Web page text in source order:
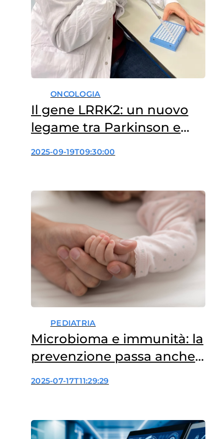
ONCOLOGIA
Il gene LRRK2: un nuovo
legame tra Parkinson e
cancro
2025-09-19T09:30:00
PEDIATRIA
Microbioma e immunità: la
prevenzione passa anche
dall’intestino
2025-07-17T11:29:29